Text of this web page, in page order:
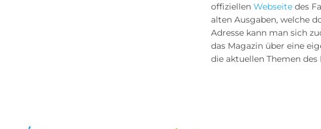
offiziellenWebseite des
alten Ausgaben, welche
Adresse kann man sich
das Magazin über eine
die aktuellen Themen des